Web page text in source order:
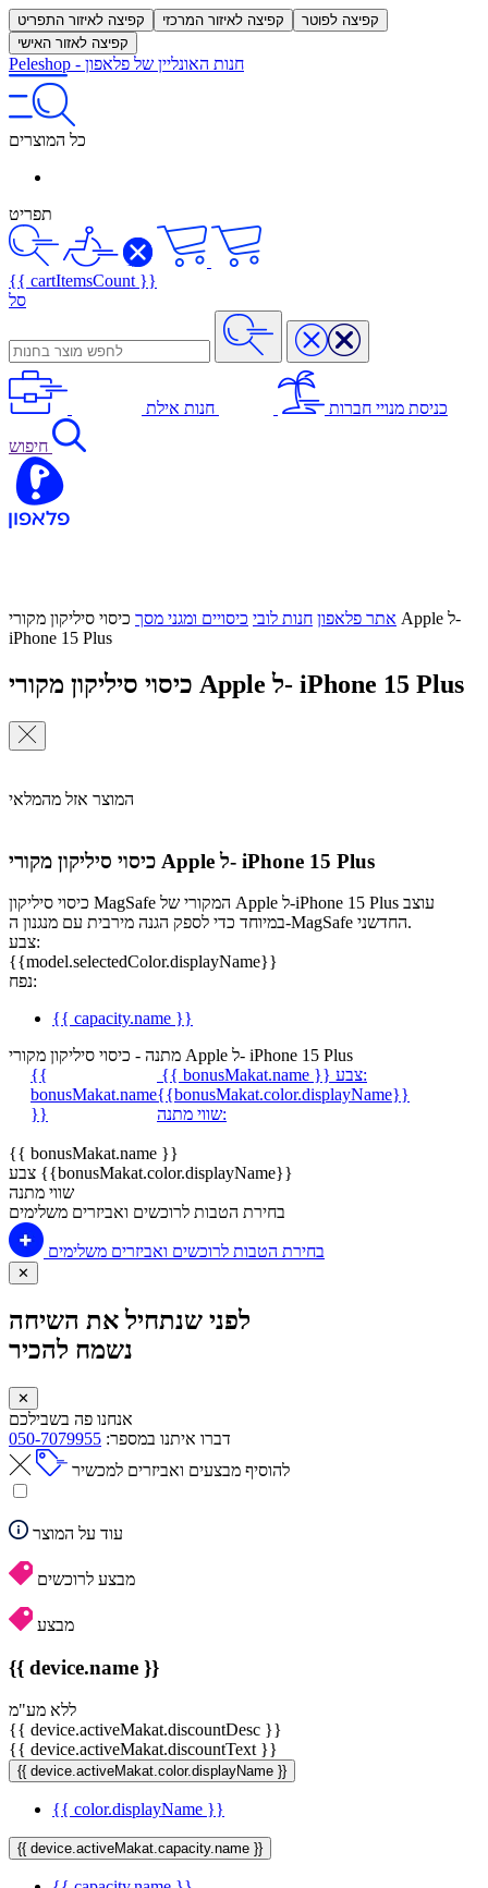
קפיצה לאיזור התפריט קפיצה לאיזור המרכזי
קפיצה לפוטר
קפיצה לאזור האישי
Peleshop - חנות האונליין של פלאפון
כל המוצרים
תפריט
{{ cartItemsCount }}
סל
כניסת מנויי חברות חנות אילת
חיפוש
אתר פלאפון חנות לובי כיסויים ומגני מסך כיסוי סיליקון מקורי Apple ל-
iPhone 15 Plus
כיסוי סיליקון מקורי Apple ל- iPhone 15 Plus
המוצר אזל מהמלאי
כיסוי סיליקון מקורי Apple ל- iPhone 15 Plus
כיסוי סיליקון MagSafe המקורי של Apple ל-iPhone 15 Plus עוצב
במיוחד כדי לספק הגנה מירבית עם מנגנון ה-MagSafe החדשני.
צבע:
{{model.selectedColor.displayName}}
נפח:
{{ capacity.name }}
מתנה - כיסוי סיליקון מקורי Apple ל- iPhone 15 Plus
{{
bonusMakat.name
}}
{{ bonusMakat.name }}
צבע:
{{bonusMakat.color.displayName}}
שווי מתנה:
{{ bonusMakat.name }}
צבע {{bonusMakat.color.displayName}}
שווי מתנה
בחירת הטבות לרוכשים ואביזרים משלימים
בחירת הטבות לרוכשים ואביזרים משלימים
✕
לפני שנתחיל את השיחה
נשמח להכיר
✕
אנחנו פה בשבילכם
דברו איתנו במספר: 050-7079955
להוסיף מבצעים ואביזרים למכשיר
עוד על המוצר
מבצע לרוכשים
מבצע
{{ device.name }}
ללא מע"מ
{{ device.activeMakat.discountDesc }}
{{ device.activeMakat.discountText }}
{{ device.activeMakat.color.displayName }}
{{ color.displayName }}
{{ device.activeMakat.capacity.name }}